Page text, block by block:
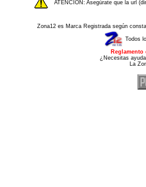
ATENCIÓN: Asegúrate que la url
Zona12 es Marca Registrada según
Todos
¿Necesitas
La